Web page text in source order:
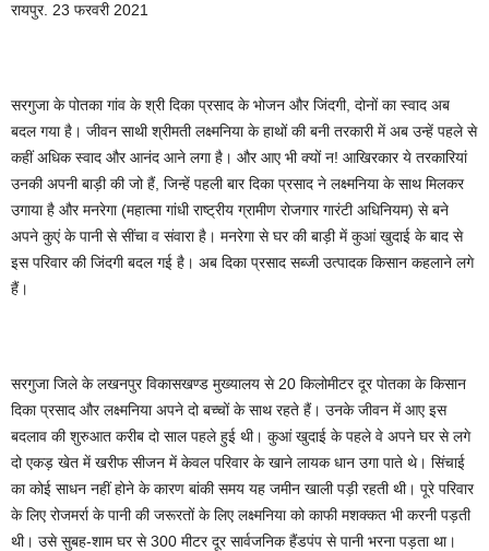
रायपुर. 23 फरवरी 2021
सरगुजा के पोतका गांव के श्री दिका प्रसाद के भोजन और जिंदगी, दोनों का स्वाद अब
बदल गया है। जीवन साथी श्रीमती लक्ष्मनिया के हाथों की बनी तरकारी में अब उन्हें पहले से
कहीं अधिक स्वाद और आनंद आने लगा है। और आए भी क्यों न! आखिरकार ये तरकारियां
उनकी अपनी बाड़ी की जो हैं, जिन्हें पहली बार दिका प्रसाद ने लक्ष्मनिया के साथ मिलकर
उगाया है और मनरेगा (महात्मा गांधी राष्ट्रीय ग्रामीण रोजगार गारंटी अधिनियम) से बने
अपने कुएं के पानी से सींचा व संवारा है। मनरेगा से घर की बाड़ी में कुआं खुदाई के बाद से
इस परिवार की जिंदगी बदल गई है। अब दिका प्रसाद सब्जी उत्पादक किसान कहलाने लगे
हैं।
सरगुजा जिले के लखनपुर विकासखण्ड मुख्यालय से 20 किलोमीटर दूर पोतका के किसान
दिका प्रसाद और लक्ष्मनिया अपने दो बच्चों के साथ रहते हैं। उनके जीवन में आए इस
बदलाव की शुरुआत करीब दो साल पहले हुई थी। कुआं खुदाई के पहले वे अपने घर से लगे
दो एकड़ खेत में खरीफ सीजन में केवल परिवार के खाने लायक धान उगा पाते थे। सिंचाई
का कोई साधन नहीं होने के कारण बांकी समय यह जमीन खाली पड़ी रहती थी। पूरे परिवार
के लिए रोजमर्रा के पानी की जरूरतों के लिए लक्ष्मनिया को काफी मशक्कत भी करनी पड़ती
थी। उसे सुबह-शाम घर से 300 मीटर दूर सार्वजनिक हैंडपंप से पानी भरना पड़ता था।